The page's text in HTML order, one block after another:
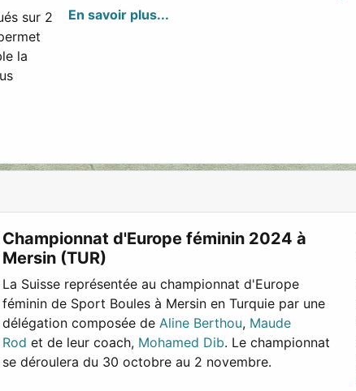
sur 2
la
En savoir plus...
Championnat d'Europe féminin 2024 à
Mersin (TUR)
La Suisse représentée au championnat d'Europe
féminin de Sport Boules à Mersin en Turquie par une
délégation composée de Aline Berthou, Maude
Rod et de leur coach, Mohamed Dib. Le championnat
se déroulera du 30 octobre au 2 novembre.